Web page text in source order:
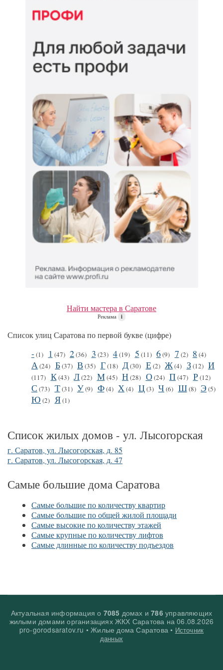
Найти мастера в Саратове
Реклама i
Список улиц Саратова по первой букве (цифре)
-(1) 1 (47) 2(36) 3 (23) 4(19) 5 (11) 6(9) 7 (2) 8 (4)
А (24) Б(37) В (35) Г(18) Д(30) Е (2) Ж(4) З(12) И
(117) К(43) Л(22) М(45) Н(28) О(24) П(47) Р(12)
С (73) Т(31) У(9) Ф(4) Х (4) Ц(3) Ч (6) Ш(8) Э(5)
Ю (2) Я(1)
Список жилых домов - ул. Лысогорская
г. Саратов, ул. Лысогорская, д. 85
г. Саратов, ул. Лысогорская, д. 47
Самые большие дома Саратова
Самые большие по количеству квартир
Самые большие по общей жилой площади
Самые высокие по количеству этажей
Самые крупные по количеству лифтов
Самые длинные по количеству подъездов
Актуальная информация о 7085 домах и786управляющих
жилыми домами организациях ЖКХ Саратова на06.08.2026
pro-gorodsaratov.ru • Жилые дома Саратова • Источник
данных